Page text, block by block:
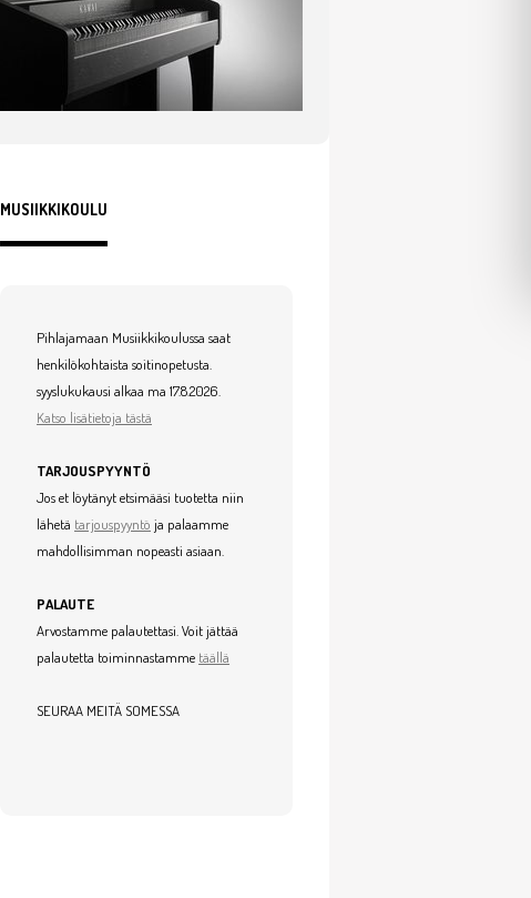
MUSIIKKIKOULU
Pihlajamaan Musiikkikoulussa saat
henkilökohtaista soitinopetusta.
syyslukukausi alkaa ma 17.8.2026.
Katso lisätietoja tästä
TARJOUSPYYNTÖ
Jos et löytänyt etsimääsi tuotetta niin
lähetä tarjouspyyntö ja palaamme
mahdollisimman nopeasti asiaan.
PALAUTE
Arvostamme palautettasi. Voit jättää
palautetta toiminnastamme täällä
SEURAA MEITÄ SOMESSA